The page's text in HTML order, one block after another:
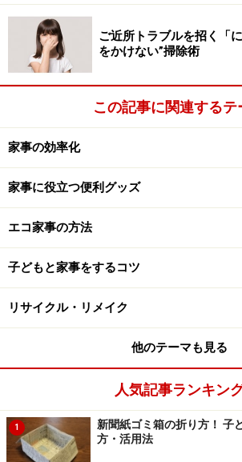
りをつけたり、自由に飾り付けます。
3） 飾り付けの後は、ツリーにしたり
り、自由にアレンジしましょう。
ツリーの作り方
ペットボトルのふたにリボンを巻き
つけて土台を作り、その上に、飾り
を載せます。
一番左がビーズとグリッターのり、真ん
ル（手前に現物あり）、右がカラフルな
です。
モビールの作り方
公園などで拾ってきた枝に麻ひもをつ
えながら、松ぼっくりをつるします。
ご近所トラブルを招く「
をかけない”掃除術
この記事に関連するテ
家事の効率化
家事に役立つ便利グッズ
エコ家事の方法
子どもと家事をするコツ
リサイクル・リメイク
他のテーマも見る
人気記事ランキン
1
新聞紙ゴミ箱の折り方！ 子
方・活用法